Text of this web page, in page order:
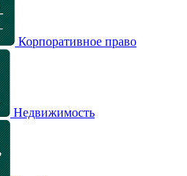
Корпоративное право
Недвижимость